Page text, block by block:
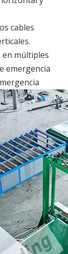
cables
en múltiples
emergencia